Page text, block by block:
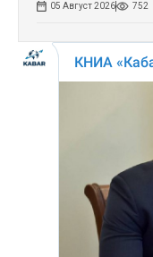
05 Август 2026 752